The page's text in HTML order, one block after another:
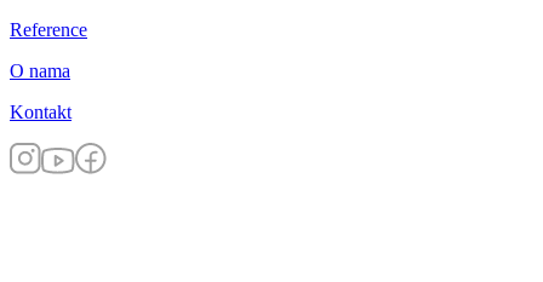
Reference
O nama
Kontakt